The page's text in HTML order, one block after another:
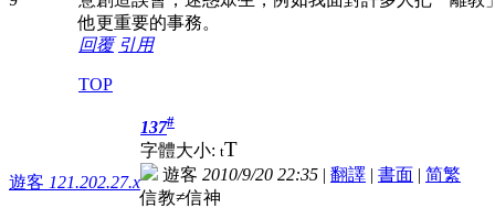
他更重要的事務。
回覆 引用
TOP
遊客 121.202.27.x
137#
字體大小: tT
遊客 2010/9/20 22:35 | 翻譯 | 書面 | 简繁
信教≠信神